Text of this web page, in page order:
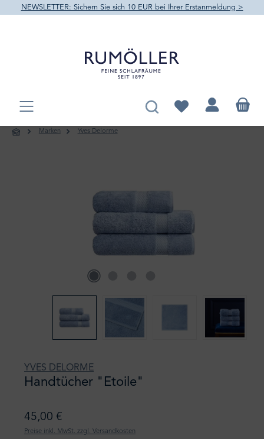
springen
NEWSLETTER: Sichern Sie sich 10 EUR bei Ihrer Erstanmeldung >
Du hast 0 Produkte
Marken Yves Delorme
YVES DELORME
Handtücher "Etoile"
45,00 €
Preise inkl. MwSt. zzgl. Versandkosten